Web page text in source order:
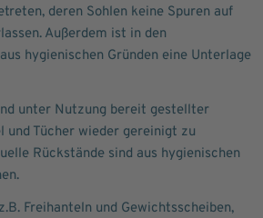
deren Sohlen keine Spuren auf
Außerdem ist in den
hygienischen Gründen eine Unterlage
unter Nutzung bereit gestellter
Tücher wieder gereinigt zu
Rückstände sind aus hygienischen
Freihanteln und Gewichtsscheiben,